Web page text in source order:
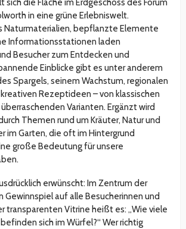
sich die Fläche im Erdgeschoss des Forum
in eine grüne Erlebniswelt.
Naturmaterialien, bepflanzte Elemente
Informationsstationen laden
Besucher zum Entdecken und
Einblicke gibt es unter anderem
Spargels, seinem Wachstum, regionalen
Rezeptideen – von klassischen
Varianten. Ergänzt wird
Themen rund um Kräuter, Natur und
im Garten, die oft im Hintergrund
große Bedeutung für unsere
erwünscht: Im Zentrum der
Gewinnspiel auf alle Besucherinnen und
transparenten Vitrine heißt es: „Wie viele
sich im Würfel?“ Wer richtig